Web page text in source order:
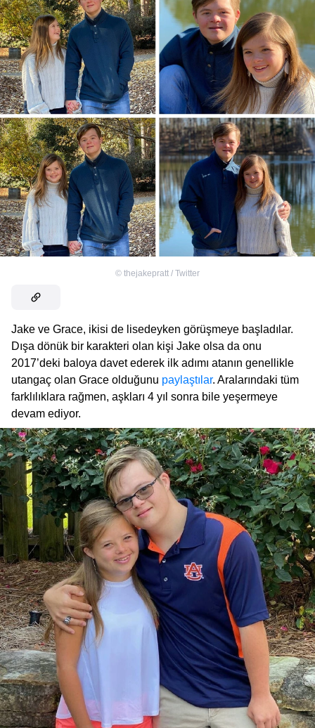
© thejakepratt / Twitter
Jake ve Grace, ikisi de lisedeyken görüşmeye başladılar.
Dışa dönük bir karakteri olan kişi Jake olsa da onu
2017’deki baloya davet ederek ilk adımı atanın genellikle
utangaç olan Grace olduğunu paylaştılar. Aralarındaki tüm
farklılıklara rağmen, aşkları 4 yıl sonra bile yeşermeye
devam ediyor.